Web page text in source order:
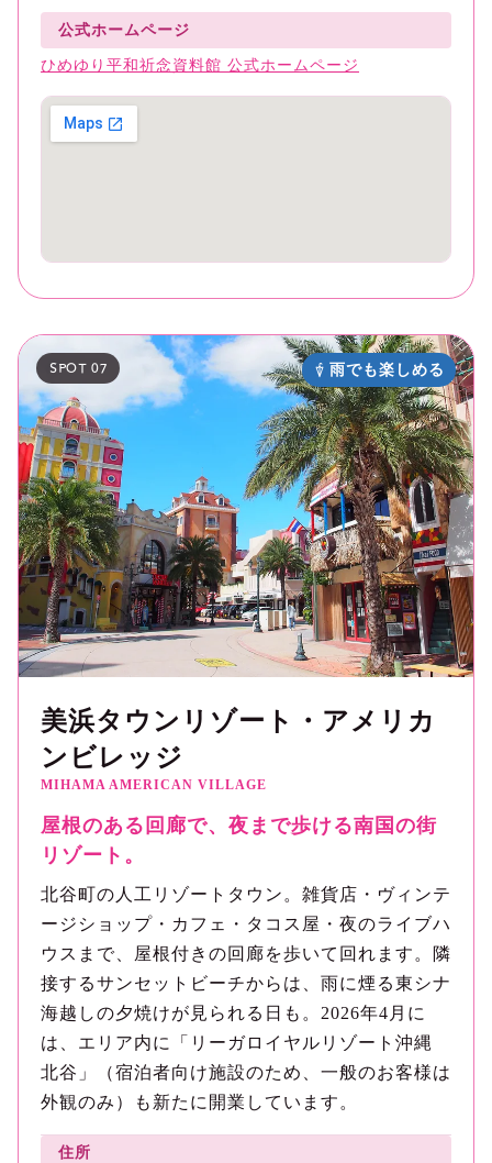
公式ホームページ
ひめゆり平和祈念資料館 公式ホームページ
SPOT 07 雨でも楽しめる
美浜タウンリゾート・アメリカ
ンビレッジ
MIHAMA AMERICAN VILLAGE
屋根のある回廊で、夜まで歩ける南国の街
リゾート。
北谷町の人工リゾートタウン。雑貨店・ヴィンテ
ージショップ・カフェ・タコス屋・夜のライブハ
ウスまで、屋根付きの回廊を歩いて回れます。隣
接するサンセットビーチからは、雨に煙る東シナ
海越しの夕焼けが見られる日も。2026年4月に
は、エリア内に「リーガロイヤルリゾート沖縄
北谷」（宿泊者向け施設のため、一般のお客様は
外観のみ）も新たに開業しています。
住所